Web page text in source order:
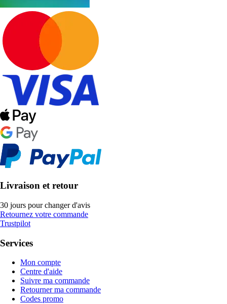
Livraison et retour
30 jours pour changer d'avis
Retournez votre commande
Trustpilot
Services
Mon compte
Centre d'aide
Suivre ma commande
Retourner ma commande
Codes promo